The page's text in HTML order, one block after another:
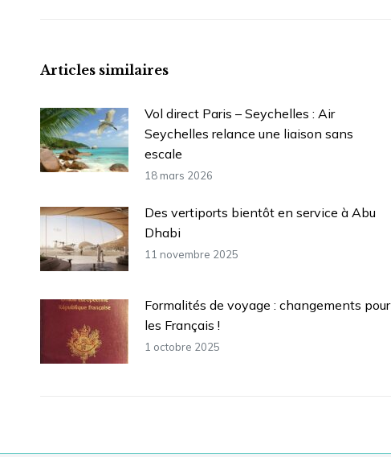
Articles similaires
Vol direct Paris – Seychelles : Air
Seychelles relance une liaison sans
escale
18 mars 2026
Des vertiports bientôt en service à Abu
Dhabi
11 novembre 2025
Formalités de voyage : changements pour
les Français !
1 octobre 2025